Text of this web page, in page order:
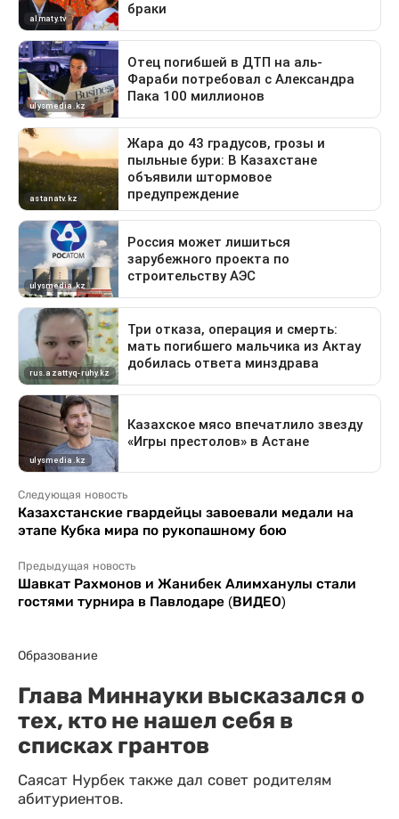
Следующая новость
Казахстанские гвардейцы завоевали медали на
этапе Кубка мира по рукопашному бою
Предыдущая новость
Шавкат Рахмонов и Жанибек Алимханулы стали
гостями турнира в Павлодаре (ВИДЕО)
Образование
Глава Миннауки высказался о
тех, кто не нашел себя в
списках грантов
Саясат Нурбек также дал совет родителям
абитуриентов.